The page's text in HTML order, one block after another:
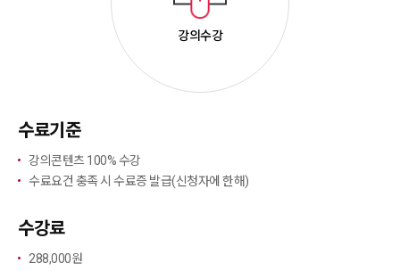
강의수강
수료기준
강의콘텐츠 100% 수강
수료요건 충족 시 수료증 발급(신청자에 한해)
수강료
288,000원